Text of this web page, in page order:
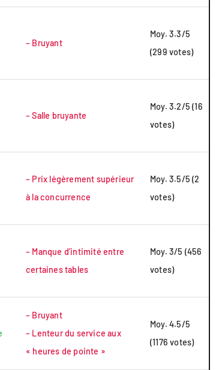
– Bruyant
Moy. 3.3/5
(299 votes)
– Salle bruyante
Moy. 3.2/5 (16
votes)
– Prix légèrement supérieur
à la concurrence
Moy. 3.5/5 (2
votes)
– Manque d’intimité entre
certaines tables
Moy. 3/5 (456
votes)
– Bruyant
– Lenteur du service aux
« heures de pointe »
Moy. 4.5/5
(1176 votes)